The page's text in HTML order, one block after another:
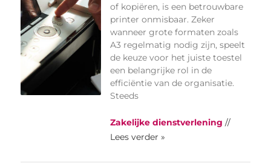
of kopiëren, is een betrouwbare
printer onmisbaar. Zeker
wanneer grote formaten zoals
A3 regelmatig nodig zijn, speelt
de keuze voor het juiste toestel
een belangrijke rol in de
efficiëntie van de organisatie.
Steeds
Zakelijke dienstverlening //
Lees verder »